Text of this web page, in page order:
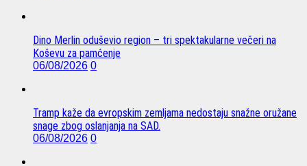
Dino Merlin oduševio region – tri spektakularne večeri na
Koševu za pamćenje
06/08/2026 0
Tramp kaže da evropskim zemljama nedostaju snažne oružane
snage zbog oslanjanja na SAD.
06/08/2026 0